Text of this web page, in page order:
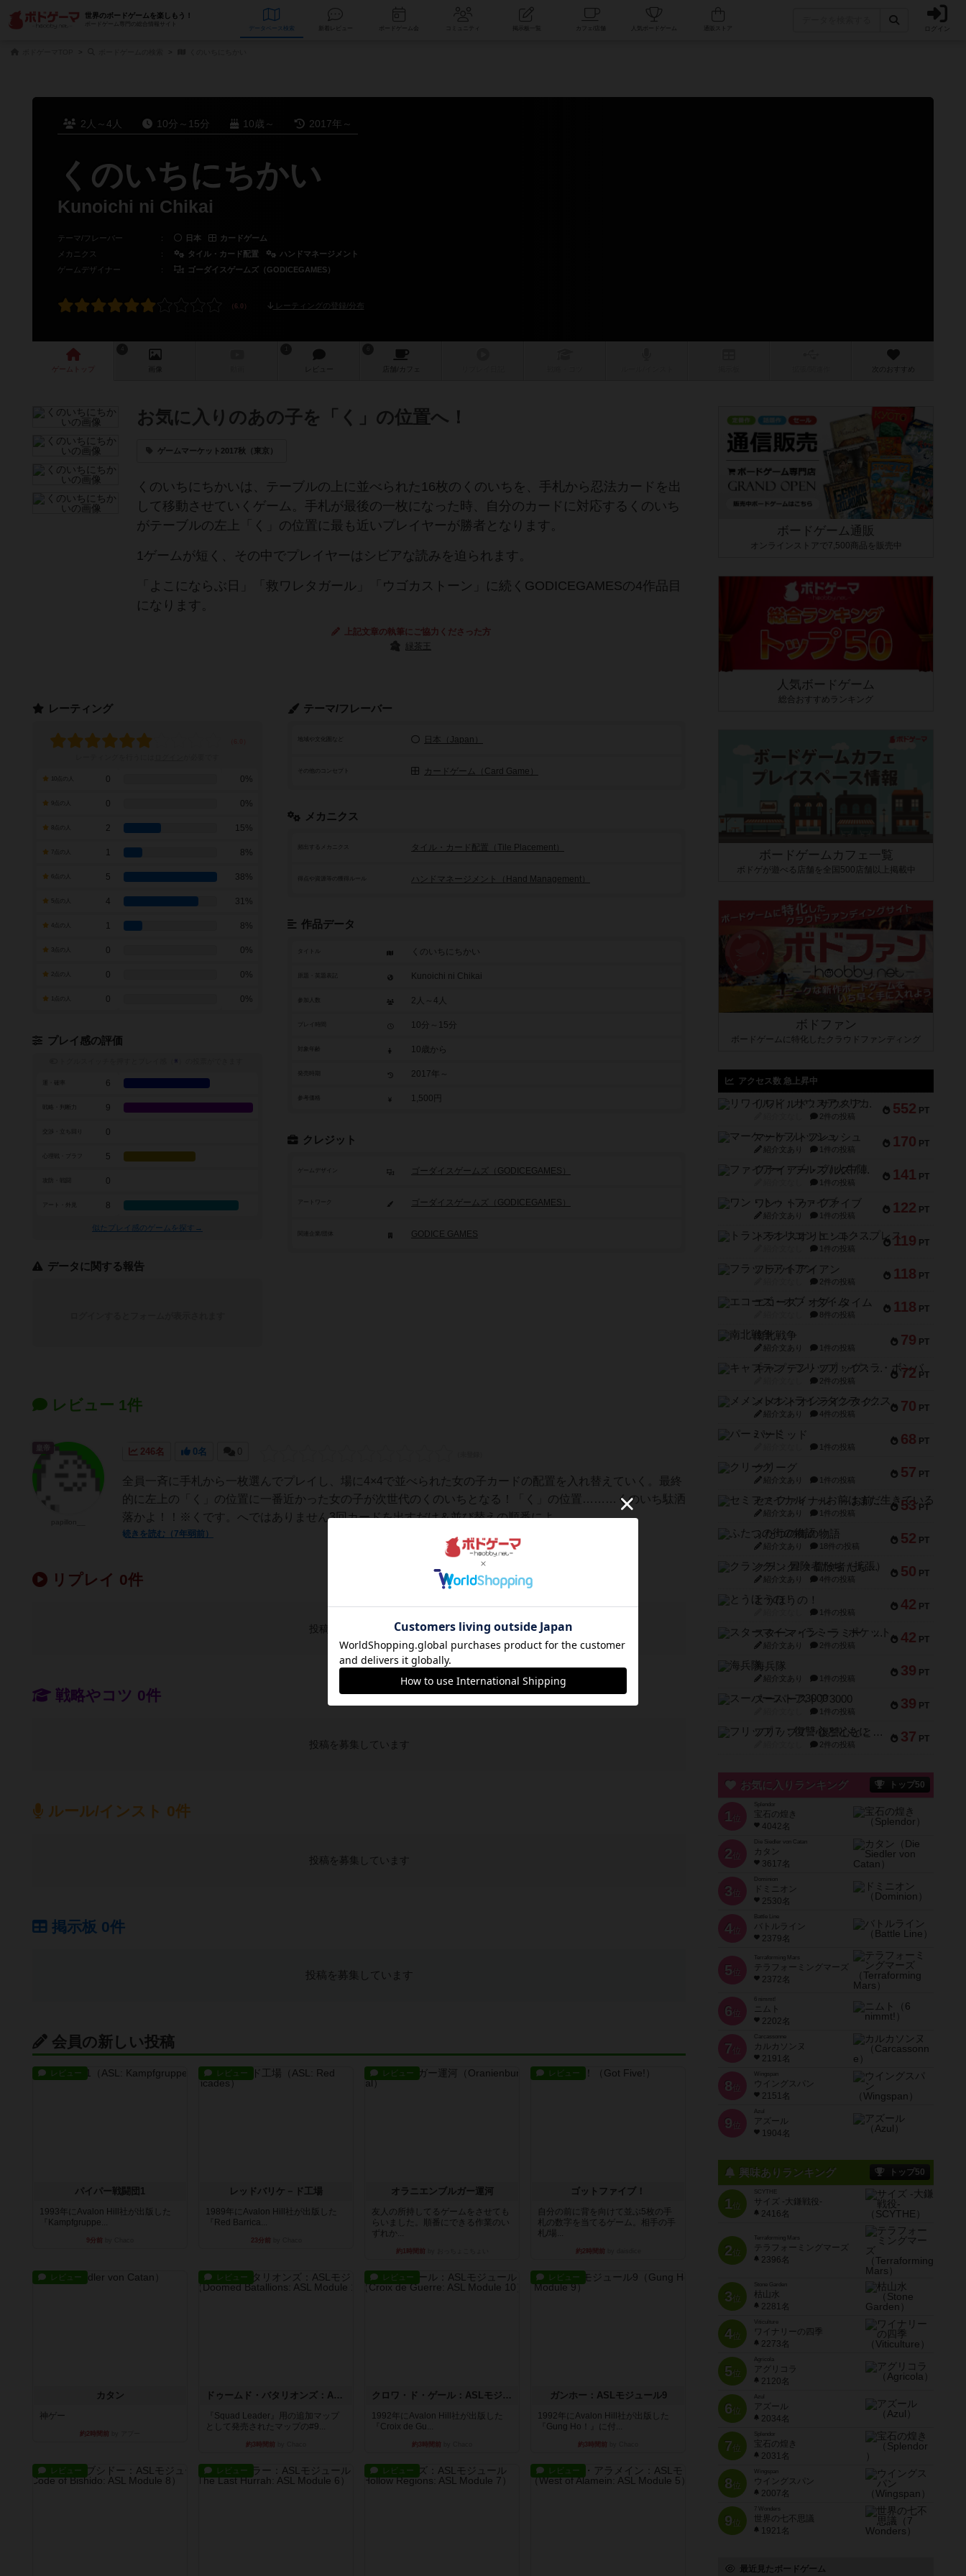
世界のボードゲームを楽しもう！
ボードゲーム専門の総合情報サイト
データベース コミュニティ 人気ボードゲーム ログイン
2人～4人 10分～15分 10歳～ 2017年～
くのいちにちかい
Kunoichi ni Chikai
テーマ/フレーバー ： 日本
カードゲーム
メカニクス
： タイル・カード配置
ハンドマネージメント
ゲームデザイナー
： ゴーダイスゲームズ（GODICEGAMES）
レーティングの登録/分布
ゲーム 画像 レビュー 店舗/ カフェ 次のおすすめ
お気に入りのあの子を「く」の位置へ！
ゲームマーケット2017秋（東京）
くのいちにちかいは、テーブルの上に並べられた16枚のくのいちを、手札から忍法カードを出
して移動させていくゲーム。手札が最後の一枚になった時、自分のカードに対応するくのいち
がテーブルの左上「く」の位置に最も近いプレイヤーが勝者となります。
1ゲームが短く、その中でプレイヤーはシビアな読みを迫られます。
「よこにならぶ日」「救ワレタガール」「ウゴカストーン」に続くGODICEGAMESの4作品目
になります。
上記文章の執筆にご協力くださった方
緑茶王
テーマ/フレーバー
地域や文化圏など 日本（Japan）
その他のコンセプト カードゲーム（Card Game）
メカニクス
頻出するメカニクス タイル・カード配置（Tile Placement）
ハンドマネージメント（Hand Management）
作品データ
タイトル くのいちにちかい
Kunoichi ni Chikai
参加人数 2人～4人
10分～15分
10歳から
2017年～
参考価格 1,500円
クレジット
ゲームデザイン ゴーダイスゲームズ（GODICEGAMES）
アートワーク ゴーダイスゲームズ（GODICEGAMES）
レーティング
0 0%
0 0%
2 15%
7点の人 1 8%
5 38%
4 31%
1 8%
0 0%
0 0%
0 0%
プレイ感の評価
※
6
戦略・判断力 9
0
5
0
アート・外見 8
似たプレイ感のゲームを探す→
データに関する報告
レビュー 1件
246名 0名 0
全員一斉に手札から一枚選んでプレイし、場に4×4で並べられた女の子カードの配置を入れ替えていく。最終
的に左上の「く」の位置に一番近かった女の子が次世代のくのいちとなる！「く」の位置………くのいち駄洒
落かよ！！※くです。へではありません3回カードを出すだけ＆並び替えの順番によ...
続きを読む（7年弱前）
皇帝
リプレイ 0件
投稿を募集しています
戦略やコツ 0件
投稿を募集しています
ルール/インスト 0件
投稿を募集しています
掲示板 0件
投稿を募集しています
会員の新しい投稿
レビュー
パイパー戦闘団1
1993年にAvalon Hill社が出版した
『Kampfgruppe...
9分前
レビュー
レッドバリケ－ド工場
1989年にAvalon Hill社が出版した
『Red Barrica...
23分前
レビュー
オラニエンブルガー運河
友人の所持してるゲームをさせても
らいました。順番にできる作業のい
ずれか...
約1時間前
レビュー
ゴットファイブ！
自分の前に背を向けて並ぶ5枚の手
札の数字を当てるゲーム。相手の手
札/場...
約2時間前
レビュー
カタン
神ゲー
約2時間前
レビュー
ドゥームド・バタリオンズ：ASLモジュール11
『Squad Leader』用の追加マップ
として発売されたマップの#9...
約3時間前
レビュー
クロワ・ド・ゲール：ASLモジュール10
1992年にAvalon Hill社が出版した
『Croix de Gu...
約3時間前
レビュー
ガンホー：ASLモジュール9
1992年にAvalon Hill社が出版した
『Gung Ho！』に付...
約3時間前
レビュー レビュー レビュー レビュー
ボードゲーム通販
オンラインストアで7,500商品を販売中
人気ボードゲーム
総合おすすめランキング
ボードゲームカフェ一覧
ボドゲが遊べる店舗を全国500店舗以上掲載中
ボドファン
ボードゲームに特化したクラウドファンディング
アクセス数 急上昇中
552 PT
リワイルド：サウスアメリカ
2件の投稿
170 PT
マーケットフレッシュ
紹介文あり 1件の投稿
141 PT
ファイアー・ブルズ / 火牛陣
1件の投稿
122 PT
ワン・トゥ・ファイブ
紹介文あり 1件の投稿
119 PT
トランスオリエント・エクスプレス
1件の投稿
118 PT
フラットアイアン
2件の投稿
118 PT
エコーズ・オブ・タイム
8件の投稿
79 PT
南北戦争
紹介文あり 1件の投稿
72 PT
キャプテン・フリップ：イスラ・ボンバ
2件の投稿
70 PT
メメントオンラインタクティクス
紹介文あり 4件の投稿
68 PT
パーミッド
1件の投稿
57 PT
クリーグ
紹介文あり 1件の投稿
53 PT
セミファイナル ～お前はまだ生きている～
紹介文あり 1件の投稿
52 PT
ふたつの街の物語
紹介文あり 18件の投稿
50 PT
クランク! ：冒険者たち（拡張）
紹介文あり 4件の投稿
42 PT
とうほうの！
1件の投稿
42 PT
スターマイン・ラミー ポケット
紹介文あり 2件の投稿
39 PT
海兵隊
紹介文あり 1件の投稿
39 PT
スーパーストア3000
1件の投稿
37 PT
フリップ７：復讐心とともに
2件の投稿
お気に入りランキング トップ50
1 位
宝石の煌き
4042名
2 位
Die Siedler von Catan
カタン
3617名
3 位
ドミニオン
2530名
4位
Battle Line
バトルライン
2379名
5 位
Terraforming Mars
テラフォーミングマーズ
2372名
6 位
ニムト
2202名
7 位
Carcassonne
カルカソンヌ
2191名
8 位
Wingspan
ウイングスパン
2151名
9 位
Azul
アズール
1904名
興味ありランキング トップ50
1位
SCYTHE
サイズ -大鎌戦役-
2416名
2位
Terraforming Mars
テラフォーミングマーズ
2396名
3位
Stone Garden
枯山水
2281名
4位
Viticulture
ワイナリーの四季
2273名
5位
Agricola
アグリコラ
2120名
6位
Azul
アズール
2034名
7位
宝石の煌き
2031名
8位
Wingspan
ウイングスパン
2007名
9位
7 Wonders
世界の七不思議
1921名
最近見たボードゲーム